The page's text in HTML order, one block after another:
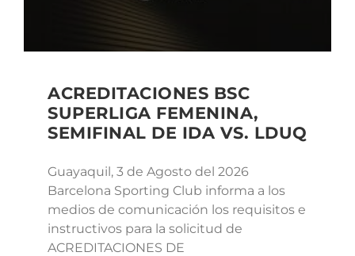
ACREDITACIONES BSC
SUPERLIGA FEMENINA,
SEMIFINAL DE IDA VS. LDUQ
Guayaquil, 3 de Agosto del 2026
Barcelona Sporting Club informa a los
medios de comunicación los requisitos e
instructivos para la solicitud de
ACREDITACIONES DE